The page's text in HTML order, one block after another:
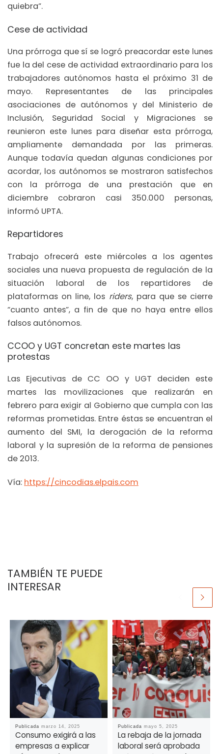
quiebra”.
Cese de actividad
Una prórroga que sí se logró preacordar este lunes
fue la del cese de actividad extraordinario para los
trabajadores autónomos hasta el próximo 31 de
mayo. Representantes de las principales
asociaciones de autónomos y del Ministerio de
Inclusión, Seguridad Social y Migraciones se
reunieron este lunes para diseñar esta prórroga,
ampliamente demandada por las primeras.
Aunque todavía quedan algunas condiciones por
acordar, los autónomos se mostraron satisfechos
con la prórroga de una prestación que en
diciembre cobraron casi 350.000 personas,
informó UPTA.
Repartidores
Trabajo ofrecerá este miércoles a los agentes
sociales una nueva propuesta de regulación de la
situación laboral de los repartidores de
plataformas on line, los riders, para que se cierre
“cuanto antes”, a fin de que no haya entre ellos
falsos autónomos.
CCOO y UGT concretan este martes las
protestas
Las Ejecutivas de CC OO y UGT deciden este
martes las movilizaciones que realizarán en
febrero para exigir al Gobierno que cumpla con las
reformas prometidas. Entre éstas se encuentran el
aumento del SMI, la derogación de la reforma
laboral y la supresión de la reforma de pensiones
de 2013.
Vía: https://cincodias.elpais.com
TAMBIÉN TE PUEDE
INTERESAR
Publicada marzo 14, 2025
Consumo exigirá a las
empresas a explicar
Publicada mayo 5, 2025
La rebaja de la jornada
laboral será aprobada